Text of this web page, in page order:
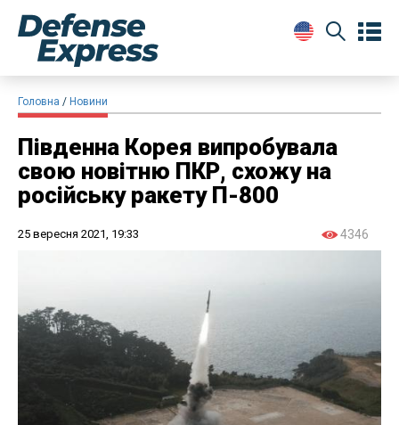
Головна Новини
Південна Корея випробувала
свою новітню ПКР, схожу на
російську ракету П-800
25 вересня 2021, 19:33 4346